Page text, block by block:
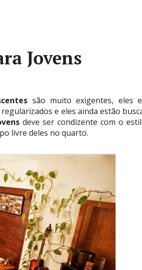
Jovens
são muito exigentes, eles
e eles ainda estão
deve ser condizente com o
livre deles no quarto.